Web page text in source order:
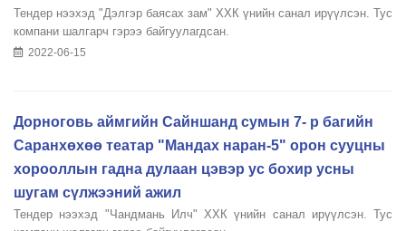
Тендер нээхэд "Дэлгэр баясах зам" ХХК үнийн санал ирүүлсэн. Тус
компани шалгарч гэрээ байгуулагдсан.
2022-06-15
Дорноговь аймгийн Сайншанд сумын 7- р багийн
Саранхөхөө театар "Мандах наран-5" орон сууцны
хорооллын гадна дулаан цэвэр ус бохир усны
шугам сүлжээний ажил
Тендер нээхэд "Чандмань Илч" ХХК үнийн санал ирүүлсэн. Тус